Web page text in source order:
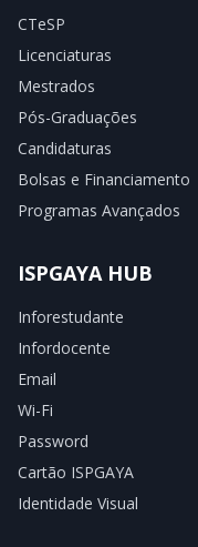
CTeSP
Licenciaturas
Mestrados
Pós-Graduações
Candidaturas
Bolsas e Financiamento
Programas Avançados
ISPGAYA HUB
Inforestudante
Infordocente
Email
Wi-Fi
Password
Cartão ISPGAYA
Identidade Visual